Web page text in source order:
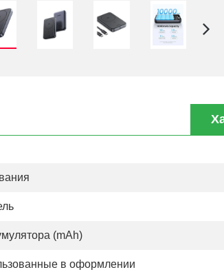
(mAh)
в оформлении